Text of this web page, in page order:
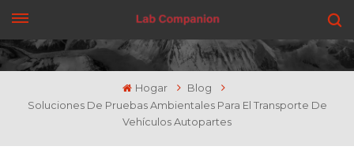
CONSIGUE UNA COTIZACIÓN
Hogar
Blog
Soluciones De Pruebas Ambientales Para El Transporte De
Vehículos Autopartes